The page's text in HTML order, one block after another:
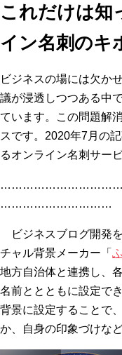
これだけは知
イン名刺のキ
ビジネスの場には欠か
議が浸透しつつある中
ています。この問題解
スです。2020年7月の
るオンライン名刺サー
…………………………
ビジネスブログ開発
チャル背景メーカー「
地方自治体と連携し、
名前ととともに設定で
背景に設定することで
か、自身の印象づけな